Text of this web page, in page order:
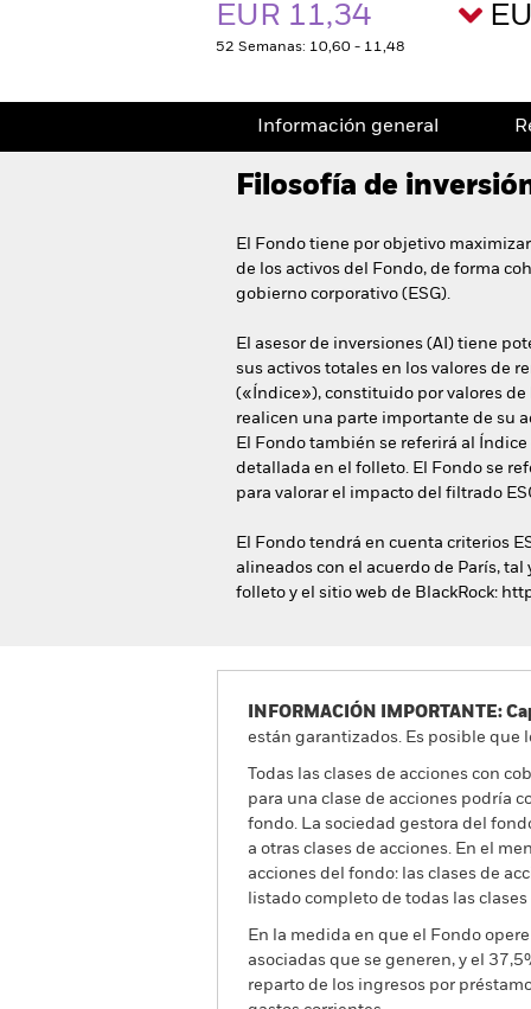
EUR 11,34
52 Semanas: 10,60 - 11,48
Información general
Filosofía de
El Fondo tiene por objetivo
de los activos del Fondo, de forma
gobierno corporativo (ESG).
El asesor de inversiones (AI) tiene
sus activos totales en los valores de
(«Índice»), constituido por valores
realicen una parte importante de su
El Fondo también se referirá al
detallada en el folleto. El Fondo se
para valorar el impacto del filtrado
El Fondo tendrá en cuenta criterios
alineados con el acuerdo de París,
folleto y el sitio web de BlackRock:
INFORMACIÓN IMPORTANTE:
están garantizados. Es posible
Todas las clases de acciones con
para una clase de acciones podría
fondo. La sociedad gestora del
a otras clases de acciones. En el
acciones del fondo: las clases de
listado completo de todas las
En la medida en que el Fondo
asociadas que se generen, y el
reparto de los ingresos por